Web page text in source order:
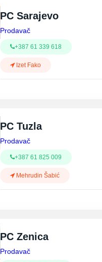
PC Sarajevo
Prodavač
+387 61 339 618
Izet Fako
PC Tuzla
Prodavač
+387 61 825 009
Mehrudin Šabić
PC Zenica
Prodavač